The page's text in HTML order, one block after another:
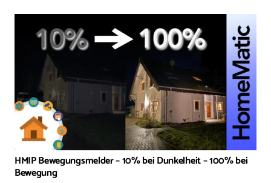
HMIP Bewegungsmelder – 10% bei Dunkelheit – 100% bei
Bewegung